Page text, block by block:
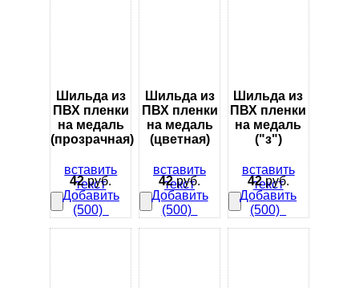
Шильда из
ПВХ пленки
на медаль
(прозрачная)
вставить
текст
42руб.
Добавить
(500)
Шильда из
ПВХ пленки
на медаль
(цветная)
вставить
текст
42руб.
Добавить
(500)
Шильда из
ПВХ пленки
на медаль
("з")
вставить
текст
42руб.
Добавить
(500)